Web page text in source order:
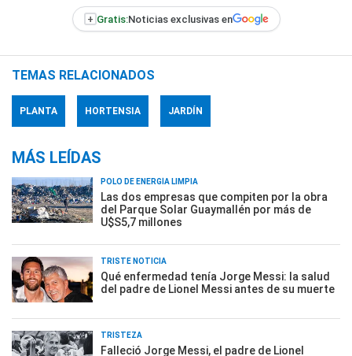
+ Gratis:Noticias exclusivas en
TEMAS RELACIONADOS
PLANTA HORTENSIA JARDÍN
MÁS LEÍDAS
POLO DE ENERGÍA LIMPIA
Las dos empresas que compiten por la obra
del Parque Solar Guaymallén por más de
U$S5,7 millones
TRISTE NOTICIA
Qué enfermedad tenía Jorge Messi: la salud
del padre de Lionel Messi antes de su muerte
TRISTEZA
Falleció Jorge Messi, el padre de Lionel